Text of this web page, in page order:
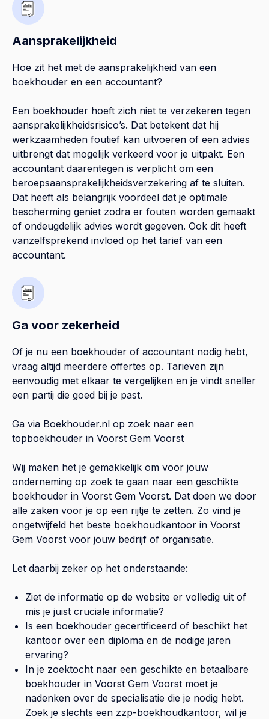
Aansprakelijkheid
Hoe zit het met de aansprakelijkheid van een
boekhouder en een accountant?
Een boekhouder hoeft zich niet te verzekeren tegen
aansprakelijkheidsrisico’s. Dat betekent dat hij
werkzaamheden foutief kan uitvoeren of een advies
uitbrengt dat mogelijk verkeerd voor je uitpakt. Een
accountant daarentegen is verplicht om een
beroepsaansprakelijkheidsverzekering af te sluiten.
Dat heeft als belangrijk voordeel dat je optimale
bescherming geniet zodra er fouten worden gemaakt
of ondeugdelijk advies wordt gegeven. Ook dit heeft
vanzelfsprekend invloed op het tarief van een
accountant.
Ga voor zekerheid
Of je nu een boekhouder of accountant nodig hebt,
vraag altijd meerdere offertes op. Tarieven zijn
eenvoudig met elkaar te vergelijken en je vindt sneller
een partij die goed bij je past.
Ga via Boekhouder.nl op zoek naar een
topboekhouder in Voorst Gem Voorst
Wij maken het je gemakkelijk om voor jouw
onderneming op zoek te gaan naar een geschikte
boekhouder in Voorst Gem Voorst. Dat doen we door
alle zaken voor je op een rijtje te zetten. Zo vind je
ongetwijfeld het beste boekhoudkantoor in Voorst
Gem Voorst voor jouw bedrijf of organisatie.
Let daarbij zeker op het onderstaande:
Ziet de informatie op de website er volledig uit of
mis je juist cruciale informatie?
Is een boekhouder gecertificeerd of beschikt het
kantoor over een diploma en de nodige jaren
ervaring?
In je zoektocht naar een geschikte en betaalbare
boekhouder in Voorst Gem Voorst moet je
nadenken over de specialisatie die je nodig hebt.
Zoek je slechts een zzp-boekhoudkantoor, wil je